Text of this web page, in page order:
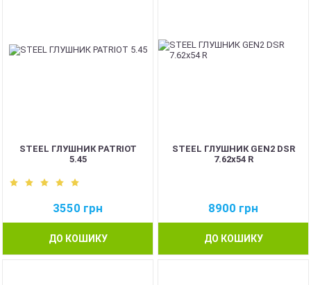
STEEL ГЛУШНИК PATRIOT
5.45
3550 грн
ДО КОШИКУ
STEEL ГЛУШНИК GEN2 DSR
7.62х54 R
8900 грн
ДО КОШИКУ